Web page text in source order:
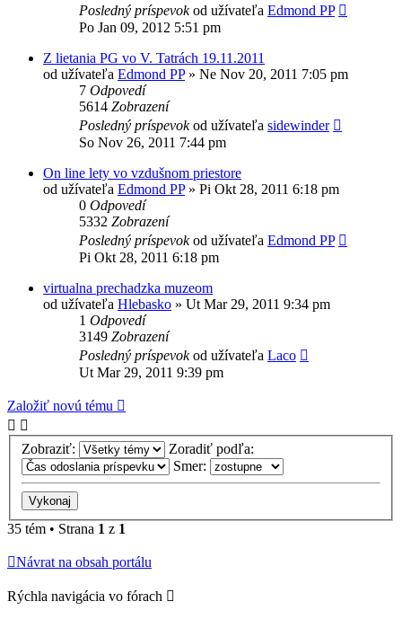
Posledný príspevokod užívateľa Edmond PP
Po Jan 09, 2012 5:51 pm
Z lietania PG vo V. Tatrách 19.11.2011
od užívateľa Edmond PP» Ne Nov 20, 2011 7:05 pm
7 Odpovedí
5614 Zobrazení
Posledný príspevokod užívateľa sidewinder
So Nov 26, 2011 7:44 pm
On line lety vo vzdušnom priestore
od užívateľa Edmond PP» Pi Okt 28, 2011 6:18 pm
0 Odpovedí
5332 Zobrazení
Posledný príspevokod užívateľa Edmond PP
Pi Okt 28, 2011 6:18 pm
virtualna prechadzka muzeom
od užívateľa Hlebasko » Ut Mar 29, 2011 9:34 pm
1 Odpovedí
3149 Zobrazení
Posledný príspevokod užívateľa Laco
Ut Mar 29, 2011 9:39 pm
Založiť novú tému
Zobraziť:
Zoradiť podľa:
Smer:
35 tém • Strana 1 z 1
Návrat na obsah portálu
Rýchla navigácia vo fórach